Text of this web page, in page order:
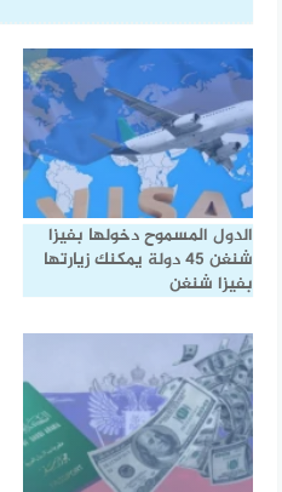
الدول المسموح دخولها بفيزا
شنغن 45 دولة يمكنك زيارتها
بفيزا شنغن